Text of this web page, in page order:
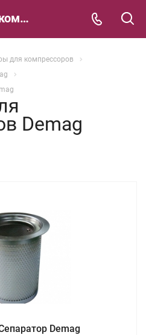
Сепаратор для компрессоров Demag
для компрессоров
Demag
Demag